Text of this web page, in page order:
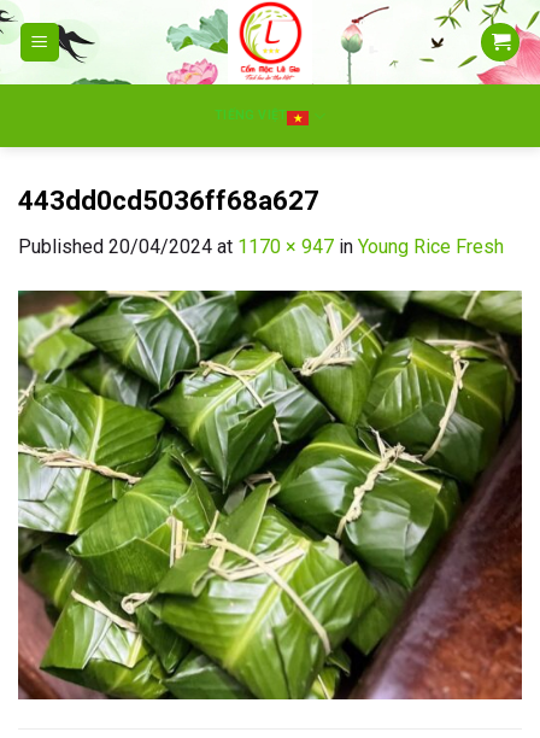
Skip
to
TIẾNG VIỆT
443dd0cd5036ff68a627
Published 20/04/2024 at 1170 × 947 in Young Rice Fresh